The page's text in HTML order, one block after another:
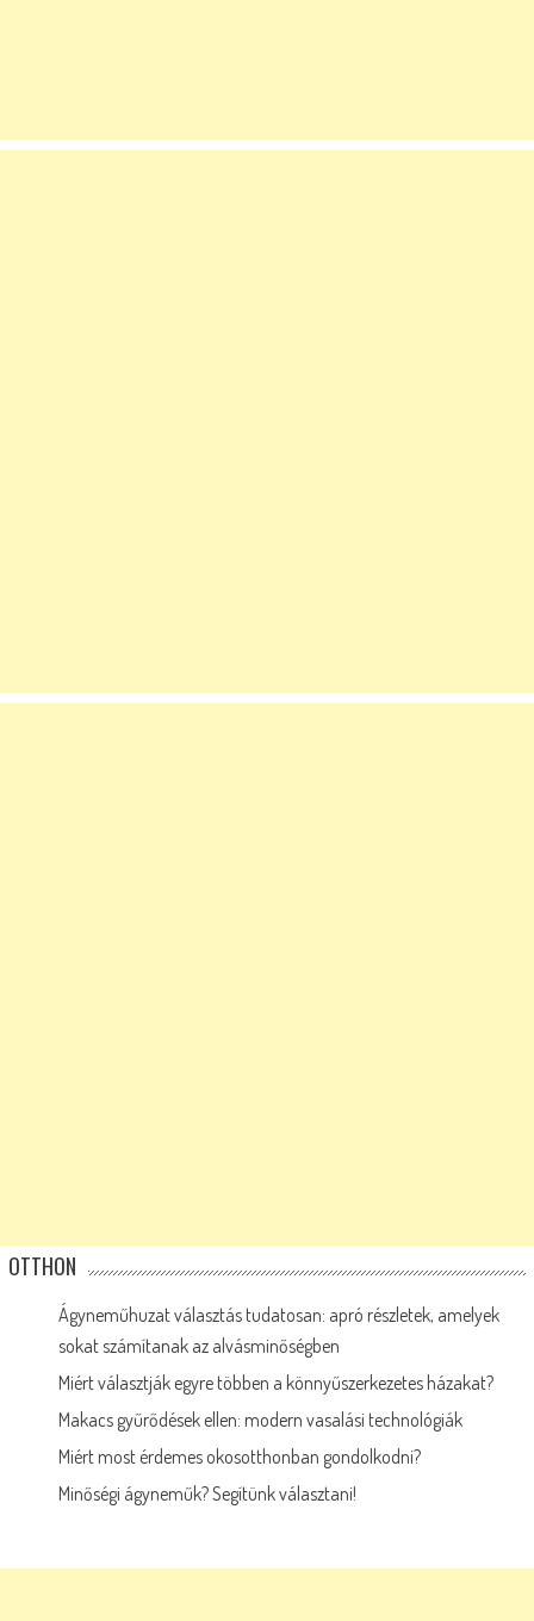
OTTHON
Ágyneműhuzat választás tudatosan: apró részletek, amelyek
sokat számítanak az alvásminőségben
Miért választják egyre többen a könnyűszerkezetes házakat?
Makacs gyűrődések ellen: modern vasalási technológiák
Miért most érdemes okosotthonban gondolkodni?
Minőségi ágyneműk? Segítünk választani!